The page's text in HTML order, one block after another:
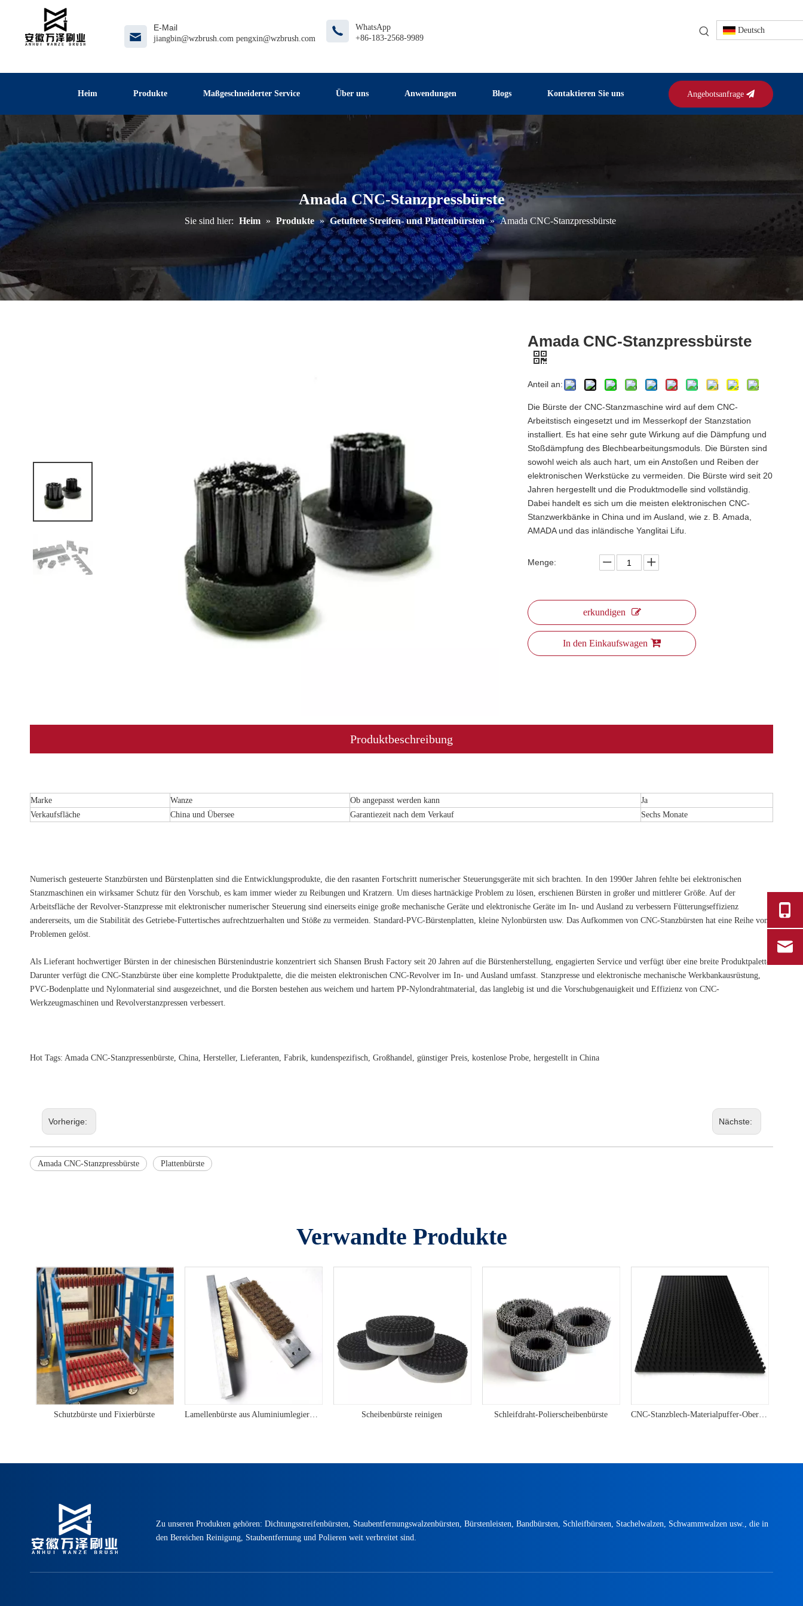
E-Mail
jiangbin@wzbrush.com pengxin@wzbrush.com
WhatsApp
+86-183-2568-9989
Deutsch
Heim Produkte Maßgeschneiderter Service Über uns Anwendungen Blogs Kontaktieren Sie uns Angebotsanfrage
Amada CNC-Stanzpressbürste
Sie sind hier: Heim » Produkte » Getuftete Streifen- und Plattenbürsten » Amada CNC-Stanzpressbürste
Amada CNC-Stanzpressbürste
Anteil an:
Die Bürste der CNC-Stanzmaschine wird auf dem CNC-
Arbeitstisch eingesetzt und im Messerkopf der Stanzstation
installiert. Es hat eine sehr gute Wirkung auf die Dämpfung und
Stoßdämpfung des Blechbearbeitungsmoduls. Die Bürsten sind
sowohl weich als auch hart, um ein Anstoßen und Reiben der
elektronischen Werkstücke zu vermeiden. Die Bürste wird seit 20
Jahren hergestellt und die Produktmodelle sind vollständig.
Dabei handelt es sich um die meisten elektronischen CNC-
Stanzwerkbänke in China und im Ausland, wie z. B. Amada,
AMADA und das inländische Yanglitai Lifu.
Menge:
erkundigen
In den Einkaufswagen
Produktbeschreibung
Marke Wanze Ob angepasst werden kann
Ja
Verkaufsfläche
China und Übersee Garantiezeit nach dem Verkauf Sechs Monate
Numerisch gesteuerte Stanzbürsten und Bürstenplatten sind die Entwicklungsprodukte, die den rasanten Fortschritt numerischer Steuerungsgeräte mit sich brachten. In den 1990er Jahren fehlte bei elektronischen
Stanzmaschinen ein wirksamer Schutz für den Vorschub, es kam immer wieder zu Reibungen und Kratzern. Um dieses hartnäckige Problem zu lösen, erschienen Bürsten in großer und mittlerer Größe. Auf der
Arbeitsfläche der Revolver-Stanzpresse mit elektronischer numerischer Steuerung sind einerseits einige große mechanische Geräte und elektronische Geräte im In- und Ausland zu verbessern Fütterungseffizienz
andererseits, um die Stabilität des Getriebe-Futtertisches aufrechtzuerhalten und Stöße zu vermeiden. Standard-PVC-Bürstenplatten, kleine Nylonbürsten usw. Das Aufkommen von CNC-Stanzbürsten hat eine Reihe von
Problemen gelöst.
Als Lieferant hochwertiger Bürsten in der chinesischen Bürstenindustrie konzentriert sich Shansen Brush Factory seit 20 Jahren auf die Bürstenherstellung, engagierten Service und verfügt über eine breite Produktpalette.
Darunter verfügt die CNC-Stanzbürste über eine komplette Produktpalette, die die meisten elektronischen CNC-Revolver im In- und Ausland umfasst. Stanzpresse und elektronische mechanische Werkbankausrüstung,
PVC-Bodenplatte und Nylonmaterial sind ausgezeichnet, und die Borsten bestehen aus weichem und hartem PP-Nylondrahtmaterial, das langlebig ist und die Vorschubgenauigkeit und Effizienz von CNC-
Werkzeugmaschinen und Revolverstanzpressen verbessert.
Hot Tags: Amada CNC-Stanzpressenbürste, China, Hersteller, Lieferanten, Fabrik, kundenspezifisch, Großhandel, günstiger Preis, kostenlose Probe, hergestellt in China
Vorherige: Nächste:
Amada CNC-Stanzpressbürste Plattenbürste
Verwandte Produkte
Schutzbürste und Fixierbürste Lamellenbürste aus Aluminiumlegierung Scheibenbürste reinigen Schleifdraht-Polierscheibenbürste CNC-Stanzblech-Materialpuffer-Oberflächenpressbürsten
Zu unseren Produkten gehören: Dichtungsstreifenbürsten, Staubentfernungswalzenbürsten, Bürstenleisten, Bandbürsten, Schleifbürsten, Stachelwalzen, Schwammwalzen usw., die in
den Bereichen Reinigung, Staubentfernung und Polieren weit verbreitet sind.